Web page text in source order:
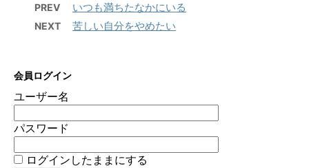
PREV いつも満ちたなかにいる
NEXT 苦しい自分をやめたい
会員ログイン
ユーザー名
パスワード
ログインしたままにする